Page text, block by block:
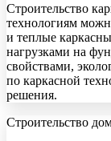
Строительство
технологиям
и теплые
нагрузками на
свойствами,
по каркасной
решения.
Строительство